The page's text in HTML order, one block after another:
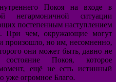
Покоя на входе в
негармоничной ситуации
постепенным наступлением
При чем, окружающие могут
произошло, но им, несомненно,
они может быть, давно не
Покоя, которое
ещё не есть истинный
уже огромное Благо.